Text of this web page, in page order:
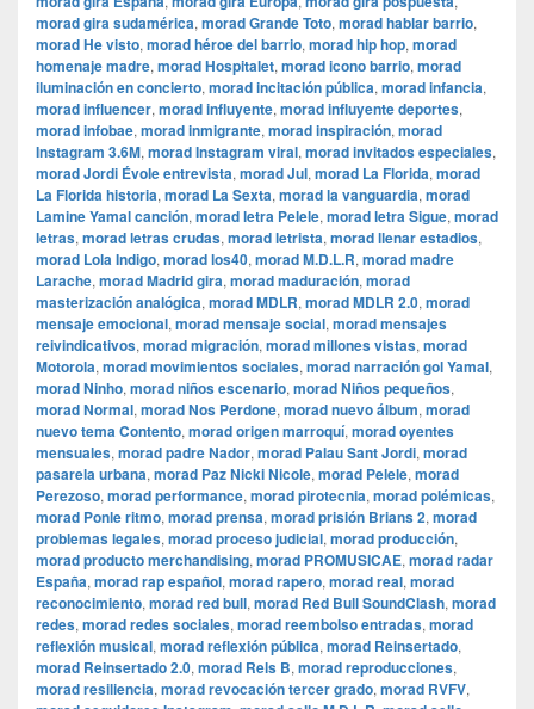
morad gira sudamérica, morad Grande Toto, morad hablar barrio,
morad He visto, morad héroe del barrio, morad hip hop, morad
homenaje madre, morad Hospitalet, morad icono barrio, morad
iluminación en concierto, morad incitación pública, morad infancia,
morad influencer, morad influyente, morad influyente deportes,
morad infobae, morad inmigrante, morad inspiración, morad
Instagram 3.6M, morad Instagram viral, morad invitados especiales,
morad Jordi Évole entrevista, morad Jul, morad La Florida, morad
La Florida historia, morad La Sexta, morad la vanguardia, morad
Lamine Yamal canción, morad letra Pelele, morad letra Sigue, morad
letras, morad letras crudas, morad letrista, morad llenar estadios,
morad Lola Indigo, morad los40, morad M.D.L.R, morad madre
Larache, morad Madrid gira, morad maduración, morad
masterización analógica, morad MDLR, morad MDLR 2.0, morad
mensaje emocional, morad mensaje social, morad mensajes
reivindicativos, morad migración, morad millones vistas, morad
Motorola, morad movimientos sociales, morad narración gol Yamal,
morad Ninho, morad niños escenario, morad Niños pequeños,
morad Normal, morad Nos Perdone, morad nuevo álbum, morad
nuevo tema Contento, morad origen marroquí, morad oyentes
mensuales, morad padre Nador, morad Palau Sant Jordi, morad
pasarela urbana, morad Paz Nicki Nicole, morad Pelele, morad
Perezoso, morad performance, morad pirotecnia, morad polémicas,
morad Ponle ritmo, morad prensa, morad prisión Brians 2, morad
problemas legales, morad proceso judicial, morad producción,
morad producto merchandising, morad PROMUSICAE, morad radar
España, morad rap español, morad rapero, morad real, morad
reconocimiento, morad red bull, morad Red Bull SoundClash, morad
redes, morad redes sociales, morad reembolso entradas, morad
reflexión musical, morad reflexión pública, morad Reinsertado,
morad Reinsertado 2.0, morad Rels B, morad reproducciones,
morad resiliencia, morad revocación tercer grado, morad RVFV,